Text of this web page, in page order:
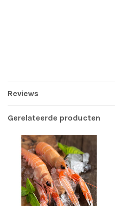
Reviews
Gerelateerde producten